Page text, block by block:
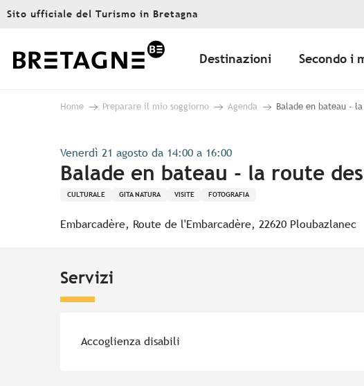
Aller
principal
Sito ufficiale del Turismo in Bretagna
Destinazioni Secondo i
Home Preparare il mio soggiorno Agenda Balade en bateau -
Venerdì 21 agosto da 14:00 a 16:00
Balade en bateau - la route
CULTURALE GITA NATURA VISITE FOTOGRAFIA
Embarcadère, Route de l'Embarcadère, 22620 Ploubazlanec
Servizi
Accoglienza disabili